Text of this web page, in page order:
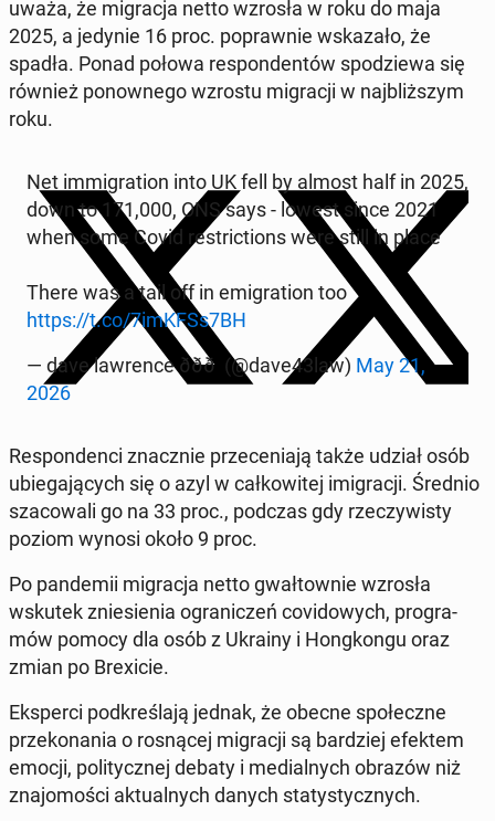
uważa, że mi­gra­cja netto wzrosła w roku do maja
2025, a jedynie 16 proc. po­praw­nie wska­za­ło, że
spadła. Ponad połowa re­spon­den­tów spo­dzie­wa się
również po­now­ne­go wzrostu mi­gra­cji w naj­bliż­szym
roku.
Net im­mi­gra­tion into UK fell by almost half in 2025,
down to 171,000, ONS says - lowest since 2021
when some Covid re­stric­tions were still in place
There was a tail off in emi­gra­tion too
https://t.co/7imKFSs7BH
— dave law­ren­ce ððð (@dave43law) May 21,
2026
Re­spon­den­ci znacz­nie prze­ce­nia­ją także udział osób
ubie­ga­ją­cych się o azyl w cał­ko­wi­tej imi­gra­cji. Średnio
sza­co­wa­li go na 33 proc., podczas gdy rze­czy­wi­sty
poziom wynosi około 9 proc.
Po pan­de­mii mi­gra­cja netto gwał­tow­nie wzrosła
wskutek znie­sie­nia ogra­ni­czeń co­vi­do­wych, pro­gra­
mów pomocy dla osób z Ukrainy i Hong­kon­gu oraz
zmian po Bre­xi­cie.
Eks­per­ci pod­kre­śla­ją jednak, że obecne spo­łecz­ne
prze­ko­na­nia o ro­sną­cej mi­gra­cji są bar­dziej efektem
emocji, po­li­tycz­nej debaty i me­dial­nych obrazów niż
zna­jo­mo­ści ak­tu­al­nych danych sta­ty­stycz­nych.